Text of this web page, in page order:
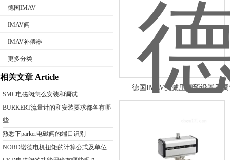
德国IMAV
IMAV阀
IMAV补偿器
更多分类
相关文章 Article
SMC电磁阀怎么安装和调试
BURKERT流量计的和安装要求都各有哪
些
熟悉下parker电磁阀的端口识别
NORD诺德电机扭矩的计算公式及单位
德国IMAV的减压阀预设置及